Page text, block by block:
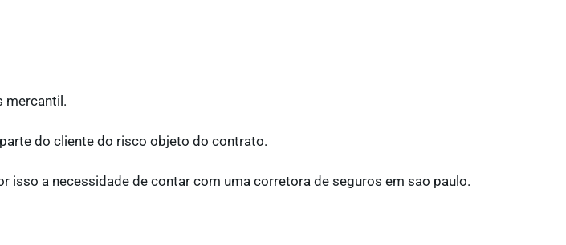
mercantil.
do cliente do risco objeto do contrato.
isso a necessidade de contar com uma corretora de seguros em sao paulo.